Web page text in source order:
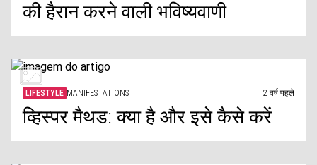
की हैरान करने वाली भविष्यवाणी
LIFESTYLE MANIFESTATIONS 2 वर्ष पहले
व्हिस्पर मैथड: क्या है और इसे कैसे करें